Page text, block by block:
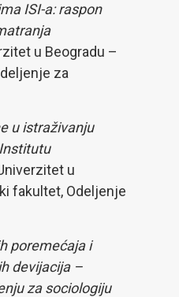
ISI-a: raspon
u Beogradu –
za
u istraživanju
u
fakultet, Odeljenje
poremećaja i
devijacija –
za sociologiju